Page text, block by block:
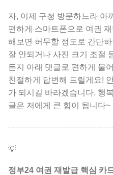
자, 이제 구청 방문하느라 아
편하게 스마트폰으로 여권
해보면 허무할 정도로 간단
잘 안되거나 사진 크기 조절
든지 아래 댓글로 편하게 물
친절하게 답변해 드릴게요!
가 되시길 바라겠습니다. 행
글은 저에게 큰 힘이 됩니다~
💡
정부24 여권 재발급 핵심 카